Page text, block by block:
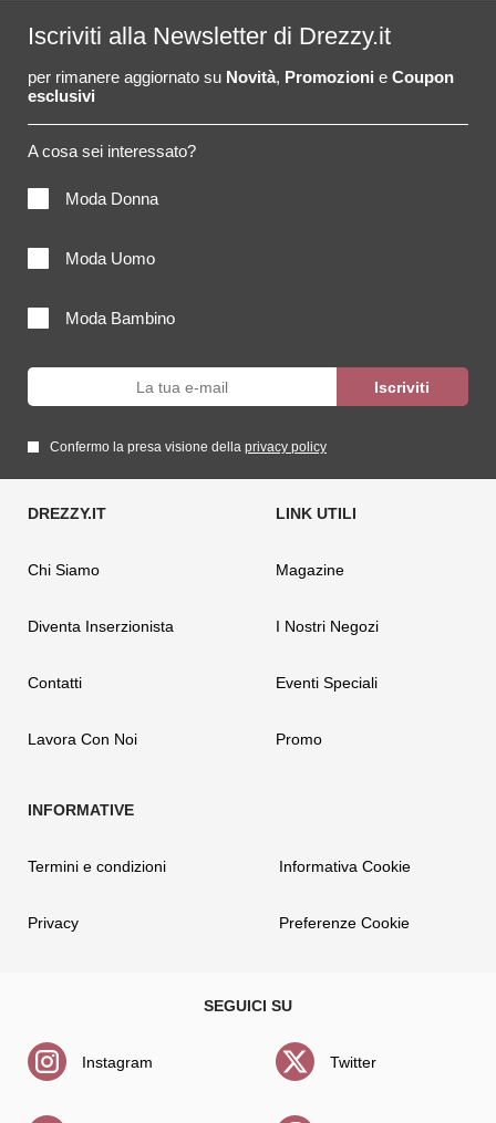
Iscriviti alla Newsletter di Drezzy.it
per rimanere aggiornato su Novità, Promozioni e Coupon
esclusivi
A cosa sei interessato?
Moda Donna
Moda Uomo
Moda Bambino
Confermo la presa visione della privacy policy
Chi Siamo
Diventa Inserzionista
Contatti
Lavora Con Noi
Magazine
I Nostri Negozi
Eventi Speciali
Promo
Termini e condizioni
Privacy
Informativa Cookie
Preferenze Cookie
Instagram Twitter